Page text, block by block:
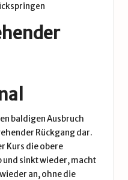
baldigen Ausbruch
Rückgang dar.
Kurs die obere
und sinkt wieder, macht
an, ohne die